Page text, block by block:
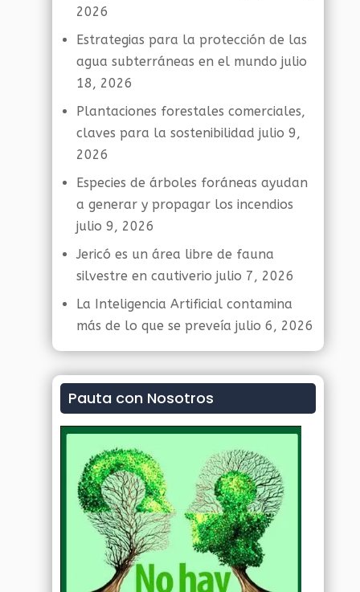
2026
Estrategias para la protección de las
agua subterráneas en el mundo julio
18, 2026
Plantaciones forestales comerciales,
claves para la sostenibilidad julio 9,
2026
Especies de árboles foráneas ayudan
a generar y propagar los incendios
julio 9, 2026
Jericó es un área libre de fauna
silvestre en cautiverio julio 7, 2026
La Inteligencia Artificial contamina
más de lo que se preveía julio 6, 2026
Pauta con Nosotros